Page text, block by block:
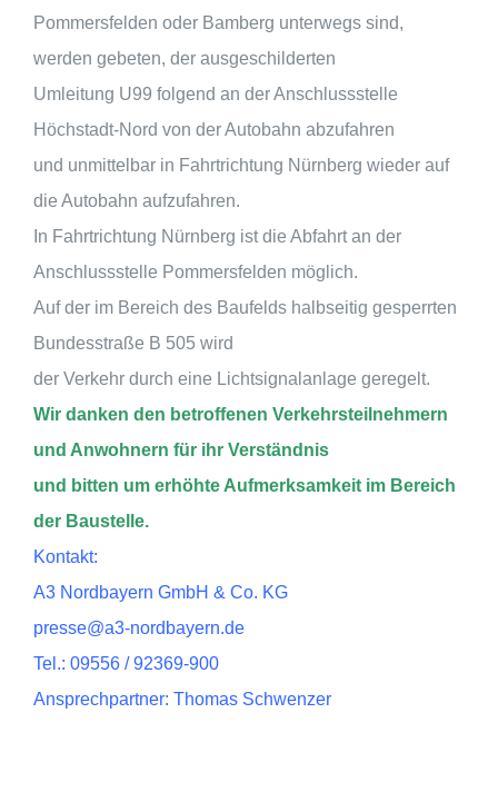
Pommersfelden oder Bamberg unterwegs sind,
werden gebeten, der ausgeschilderten
Umleitung U99 folgend an der Anschlussstelle
Höchstadt-Nord von der Autobahn abzufahren
und unmittelbar in Fahrtrichtung Nürnberg wieder auf
die Autobahn aufzufahren.
In Fahrtrichtung Nürnberg ist die Abfahrt an der
Anschlussstelle Pommersfelden möglich.
Auf der im Bereich des Baufelds halbseitig gesperrten
Bundesstraße B 505 wird
der Verkehr durch eine Lichtsignalanlage geregelt.
Wir danken den betroffenen Verkehrsteilnehmern
und Anwohnern für ihr Verständnis
und bitten um erhöhte Aufmerksamkeit im Bereich
der Baustelle.
Kontakt:
A3 Nordbayern GmbH & Co. KG
presse@a3-nordbayern.de
Tel.: 09556 / 92369-900
Ansprechpartner: Thomas Schwenzer